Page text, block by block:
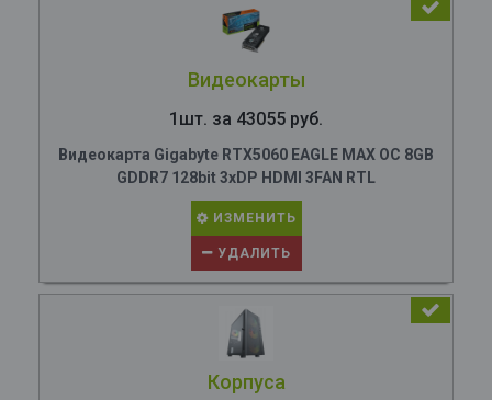
Видеокарты
1шт. за 43055 руб.
Видеокарта Gigabyte RTX5060 EAGLE MAX OC 8GB
GDDR7 128bit 3xDP HDMI 3FAN RTL
ИЗМЕНИТЬ
УДАЛИТЬ
Корпуса